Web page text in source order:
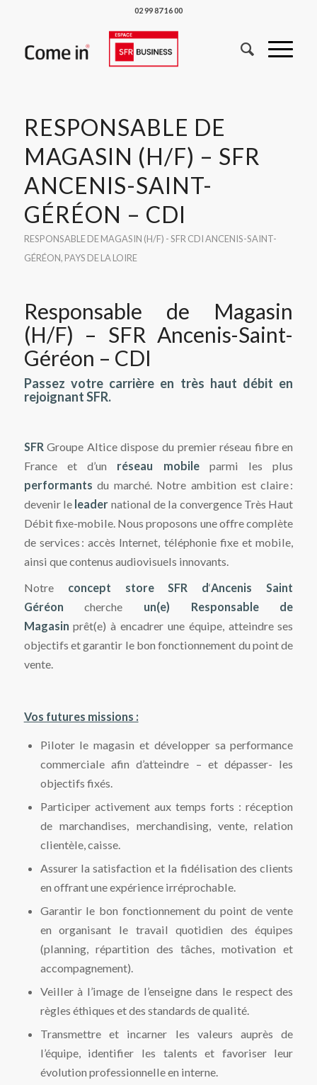
02 99 87 16 00
RESPONSABLE DE
MAGASIN (H/F) – SFR
ANCENIS-SAINT-
GÉRÉON – CDI
RESPONSABLE DE MAGASIN (H/F) - SFR CDIANCENIS-SAINT-
GÉRÉON, PAYS DE LA LOIRE
Responsable de Magasin
(H/F) – SFR Ancenis-Saint-
Géréon – CDI
Passez votre carrière en très haut débit en
rejoignant SFR.
SFRGroupe Altice dispose du premier réseau fibre en
France et d’un réseau mobileparmi les plus
performants du marché. Notre ambition est claire :
devenir le leader national de la convergence Très Haut
Débit fixe-mobile. Nous proposons une offre complète
de services : accès Internet, téléphonie fixe et mobile,
ainsi que contenus audiovisuels innovants.
Notre concept store SFR d‘Ancenis Saint
Géréon cherche un(e) Responsable de
Magasin prêt(e) à encadrer une équipe, atteindre ses
objectifs et garantir le bon fonctionnement du point de
vente.
Vos futures missions :
Piloter le magasin et développer sa performance
commerciale afin d’atteindre – et dépasser- les
objectifs fixés.
Participer activement aux temps forts : réception
de marchandises, merchandising, vente, relation
clientèle, caisse.
Assurer la satisfaction et la fidélisation des clients
en offrant une expérience irréprochable.
Garantir le bon fonctionnement du point de vente
en organisant le travail quotidien des équipes
(planning, répartition des tâches, motivation et
accompagnement).
Veiller à l’image de l’enseigne dans le respect des
règles éthiques et des standards de qualité.
Transmettre et incarner les valeurs auprès de
l’équipe, identifier les talents et favoriser leur
évolution professionnelle en interne.